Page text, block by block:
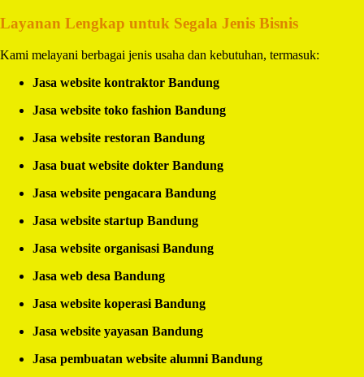
Layanan Lengkap untuk Segala Jenis Bisnis
Kami melayani berbagai jenis usaha dan kebutuhan, termasuk:
Jasa website kontraktor Bandung
Jasa website toko fashion Bandung
Jasa website restoran Bandung
Jasa buat website dokter Bandung
Jasa website pengacara Bandung
Jasa website startup Bandung
Jasa website organisasi Bandung
Jasa web desa Bandung
Jasa website koperasi Bandung
Jasa website yayasan Bandung
Jasa pembuatan website alumni Bandung